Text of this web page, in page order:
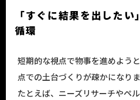
「すぐに結果を出した
循環
短期的な視点で物事を進めよう
点での土台づくりが疎かになりま
たとえば、ニーズリサーチやペ